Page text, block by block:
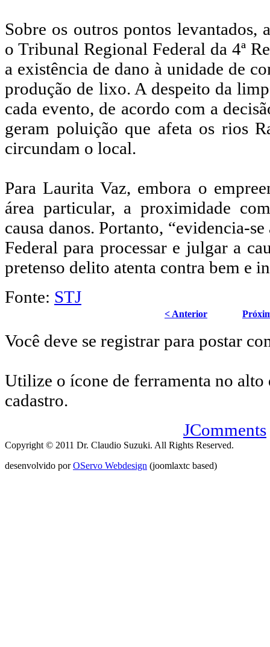
Sobre os outros pontos levantados,
o Tribunal Regional Federal da 4ª
a existência de dano à unidade de
produção de lixo. A despeito da
cada evento, de acordo com a
geram poluição que afeta os rios
circundam o local.
Para Laurita Vaz, embora o
área particular, a proximidade
causa danos. Portanto, “evidencia-
Federal para processar e julgar a
pretenso delito atenta contra bem e
Fonte: STJ
< Anterior
Você deve se registrar para postar
Utilize o ícone de ferramenta no alto
cadastro.
JComments
Copyright © 2011 Dr. Claudio Suzuki. All Rights Reserved.
desenvolvido porOServo Webdesign (joomlaxtc based)